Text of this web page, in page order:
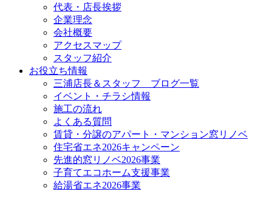
代表・店長挨拶
企業理念
会社概要
アクセスマップ
スタッフ紹介
お役立ち情報
三浦店長＆スタッフ ブログ一覧
イベント・チラシ情報
施工の流れ
よくある質問
賃貸・分譲のアパート・マンション窓リノベ
住宅省エネ2026キャンペーン
先進的窓リノベ2026事業
子育てエコホーム支援事業
給湯省エネ2026事業